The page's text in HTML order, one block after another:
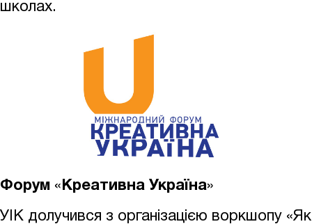
школах.
Форум « Креативна Україна»
УІК долучився з організацією воркшопу «Як